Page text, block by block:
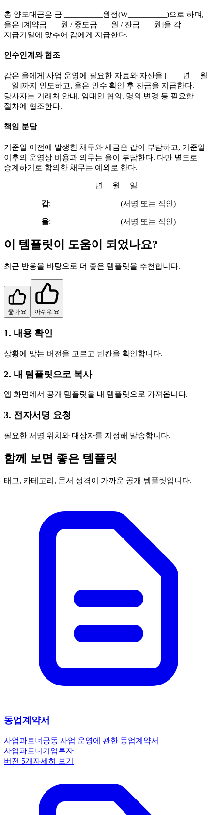
총 양도대금은 금 __________원정(₩__________)으로 하며,
을은 [계약금 ___원 / 중도금 ___원 / 잔금 ___원]을 각
지급기일에 맞추어 갑에게 지급한다.
인수인계와 협조
갑은 을에게 사업 운영에 필요한 자료와 자산을 [____년 __월
__일]까지 인도하고, 을은 인수 확인 후 잔금을 지급한다.
당사자는 거래처 안내, 임대인 협의, 명의 변경 등 필요한
절차에 협조한다.
책임 분담
기준일 이전에 발생한 채무와 세금은 갑이 부담하고, 기준일
이후의 운영상 비용과 의무는 을이 부담한다. 다만 별도로
승계하기로 합의한 채무는 예외로 한다.
____년 __월 __일
갑: _________________ (서명 또는 직인)
을: _________________ (서명 또는 직인)
이 템플릿이 도움이 되었나요?
최근 반응을 바탕으로 더 좋은 템플릿을 추천합니다.
좋아요 아쉬워요
1. 내용 확인
상황에 맞는 버전을 고르고 빈칸을 확인합니다.
2. 내 템플릿으로 복사
앱 화면에서 공개 템플릿을 내 템플릿으로 가져옵니다.
3. 전자서명 요청
필요한 서명 위치와 대상자를 지정해 발송합니다.
함께 보면 좋은 템플릿
태그, 카테고리, 문서 성격이 가까운 공개 템플릿입니다.
동업계약서
사업파트너 공동 사업 운영에 관한 동업계약서
사업파트너 기업투자
버전 5개 자세히 보기